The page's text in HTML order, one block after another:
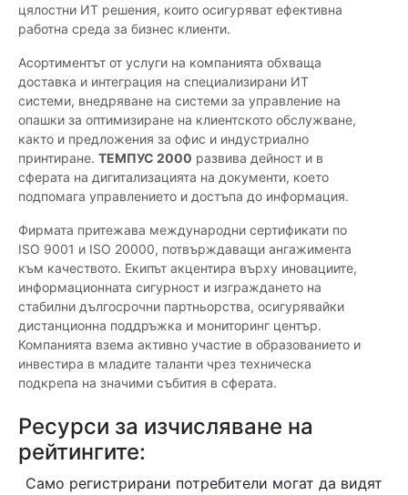
цялостни ИТ решения, които осигуряват ефективна
работна среда за бизнес клиенти.
Асортиментът от услуги на компанията обхваща
доставка и интеграция на специализирани ИТ
системи, внедряване на системи за управление на
опашки за оптимизиране на клиентското обслужване,
както и предложения за офис и индустриално
принтиране. ТЕМПУС 2000 развива дейност и в
сферата на дигитализацията на документи, което
подпомага управлението и достъпа до информация.
Фирмата притежава международни сертификати по
ISO 9001 и ISO 20000, потвърждаващи ангажимента
към качеството. Екипът акцентира върху иновациите,
информационната сигурност и изграждането на
стабилни дългосрочни партньорства, осигурявайки
дистанционна поддръжка и мониторинг център.
Компанията взема активно участие в образованието и
инвестира в младите таланти чрез техническа
подкрепа на значими събития в сферата.
Ресурси за изчисляване на
рейтингите:
Само регистрирани потребители могат да видят